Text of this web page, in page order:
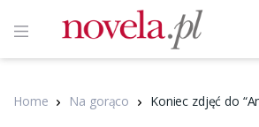
Home Na gorąco Koniec zdjęć do